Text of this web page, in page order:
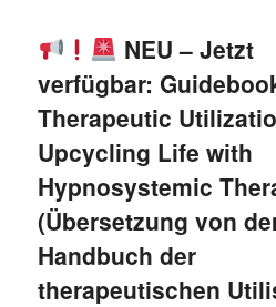
NEU – Jetzt
verfügbar:
Therapeutic
Upcycling Life with
Hypnosystemic
(Übersetzung von
Handbuch der
therapeutischen